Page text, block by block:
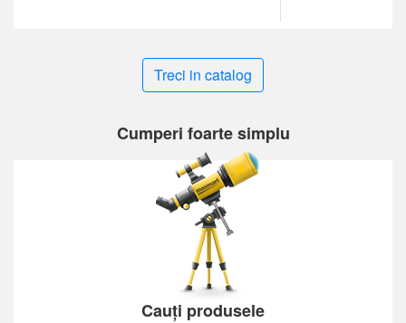
Treci in catalog
Cumperi foarte simplu
Cauți produsele